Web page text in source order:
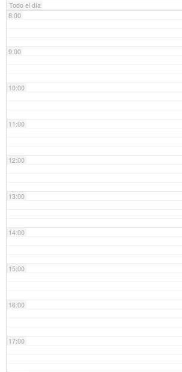
Todo el día
8:00
9:00
10:00
11:00
12:00
13:00
14:00
15:00
16:00
17:00